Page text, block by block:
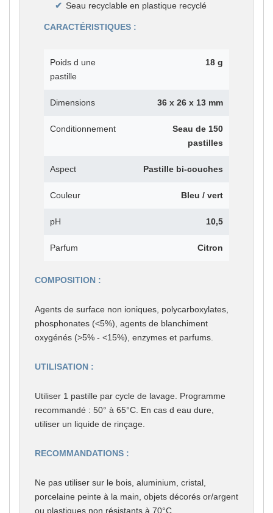
Seau recyclable en plastique recyclé
CARACTÉRISTIQUES :
Poids d une
pastille
18 g
Dimensions 36 x 26 x 13 mm
Conditionnement
Seau de 150
pastilles
Aspect Pastille bi-couches
Couleur Bleu / vert
pH 10,5
Parfum Citron
COMPOSITION :
Agents de surface non ioniques, polycarboxylates,
phosphonates (<5%), agents de blanchiment
oxygénés (>5% - <15%), enzymes et parfums.
UTILISATION :
Utiliser 1 pastille par cycle de lavage. Programme
recommandé : 50° à 65°C. En cas d eau dure,
utiliser un liquide de rinçage.
RECOMMANDATIONS :
Ne pas utiliser sur le bois, aluminium, cristal,
porcelaine peinte à la main, objets décorés or/argent
ou plastiques non résistants à 70°C.